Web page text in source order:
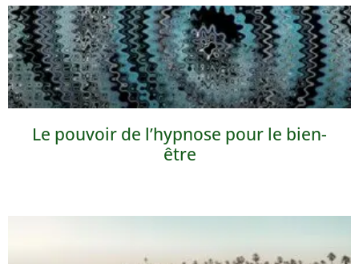
Le pouvoir de l’hypnose pour le bien-
être